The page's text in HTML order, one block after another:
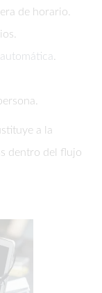
de horario.
a la
dentro del flujo